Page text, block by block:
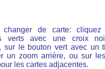
changer de carte:
verts avec une croix
sur le bouton vert avec un
un zoom arrière, ou sur
les cartes adjacentes.